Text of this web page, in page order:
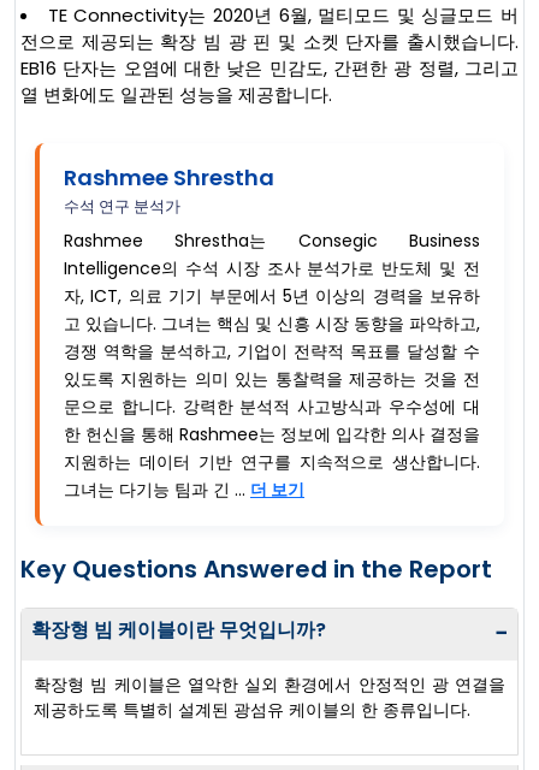
TE Connectivity는 2020년 6월, 멀티모드 및 싱글모드 버
전으로 제공되는 확장 빔 광 핀 및 소켓 단자를 출시했습니다.
EB16 단자는 오염에 대한 낮은 민감도, 간편한 광 정렬, 그리고
열 변화에도 일관된 성능을 제공합니다.
Rashmee Shrestha
수석 연구 분석가
Rashmee Shrestha는 Consegic Business
Intelligence의 수석 시장 조사 분석가로 반도체 및 전
자, ICT, 의료 기기 부문에서 5년 이상의 경력을 보유하
고 있습니다. 그녀는 핵심 및 신흥 시장 동향을 파악하고,
경쟁 역학을 분석하고, 기업이 전략적 목표를 달성할 수
있도록 지원하는 의미 있는 통찰력을 제공하는 것을 전
문으로 합니다. 강력한 분석적 사고방식과 우수성에 대
한 헌신을 통해 Rashmee는 정보에 입각한 의사 결정을
지원하는 데이터 기반 연구를 지속적으로 생산합니다.
그녀는 다기능 팀과 긴 ... 더 보기
Key Questions Answered in the Report
확장형 빔 케이블이란 무엇입니까? −
확장형 빔 케이블은 열악한 실외 환경에서 안정적인 광 연결을
제공하도록 특별히 설계된 광섬유 케이블의 한 종류입니다.